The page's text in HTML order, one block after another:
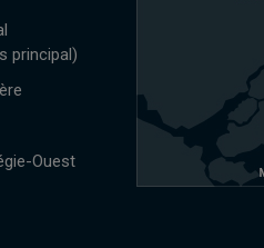
principal)
Ouest